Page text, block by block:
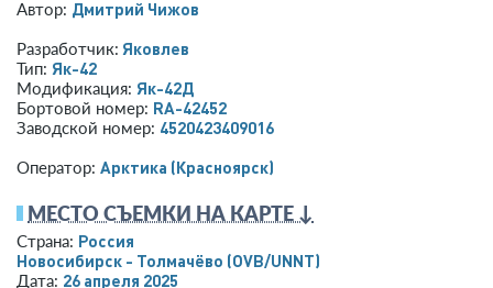
Автор: Дмитрий Чижов
Разработчик: Яковлев
Тип: Як-42
Модификация: Як-42Д
Бортовой номер: RA-42452
Заводской номер: 4520423409016
Оператор: Арктика (Красноярск)
МЕСТО СЪЕМКИ НА КАРТЕ ↓
Страна: Россия
Новосибирск - Толмачёво (OVB/UNNT)
Дата: 26 апреля 2025